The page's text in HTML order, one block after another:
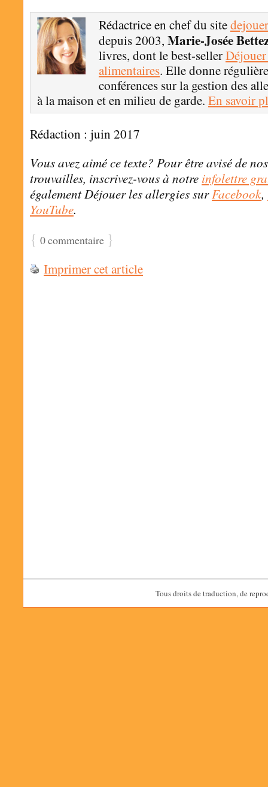
Rédactrice en chef du site
depuis 2003, Marie-Josée
livres, dont le best-seller
alimentaires. Elle donne
conférences sur la gestion des
à la maison et en milieu de garde. En savoir
Rédaction : juin 2017
Vous avez aimé ce texte? Pour être avisé de
trouvailles, inscrivez-vous à notre infolettre
également Déjouer les allergies surFacebook,
YouTube.
{ 0 commentaire }
Imprimer cet article
Tous droits de traduction, de